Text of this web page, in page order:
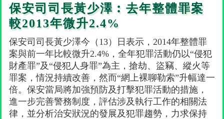
保安司司長黃少澤︰去年整體罪案
較2013年微升2.4%
保安司司長黃少澤今（13）日表示，2014年整體罪
案與前一年比較微升2.4%，全年犯罪活動仍以“侵犯
財產罪”及“侵犯人身罪”為主，搶劫、盜竊、縱火等
罪案，情況持續改善，然而“網上裸聊勒索”升幅達一
倍。保安當局將加強預防及打擊犯罪活動的措施，
進一步完善警務制度，評估涉及執行工作的相關法
律，並分析治安狀況的發展及犯罪趨勢，力求保持